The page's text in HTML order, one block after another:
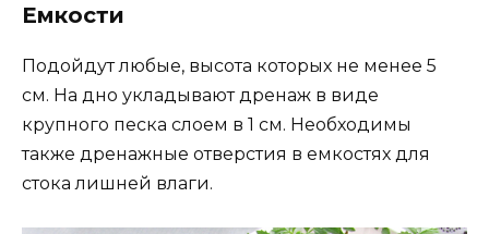
Емкости
Подойдут любые, высота которых не менее 5
см. На дно укладывают дренаж в виде
крупного песка слоем в 1 см. Необходимы
также дренажные отверстия в емкостях для
стока лишней влаги.